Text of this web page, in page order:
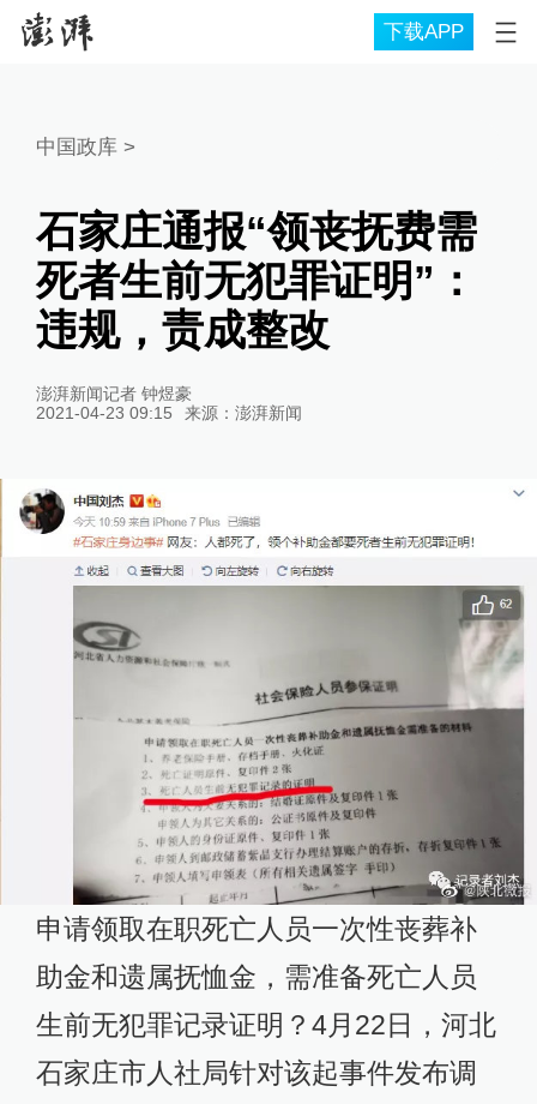
下载APP
中国政库 >
石家庄通报“领丧抚费需
死者生前无犯罪证明”：
违规，责成整改
澎湃新闻记者 钟煜豪
2021-04-23 09:15
来源： 澎湃新闻
申请领取在职死亡人员一次性丧葬补
助金和遗属抚恤金，需准备死亡人员
生前无犯罪记录证明？4月22日，河北
石家庄市人社局针对该起事件发布调